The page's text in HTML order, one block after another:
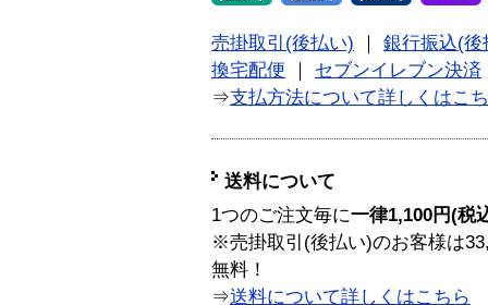
売掛取引(後払い) ｜ 銀行振込(後
換宅配便 ｜ セブンイレブン決済
⇒支払方法について詳しくはこ
送料について
1つのご注文毎に一律1,100円(税
※売掛取引(後払い)のお客様は
無料！
⇒送料について詳しくはこちら